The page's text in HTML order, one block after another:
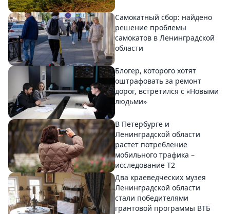
Самокатный сбор: найдено
решение проблемы
самокатов в Ленинградской
области
Блогер, которого хотят
оштрафовать за ремонт
дорог, встретился с «Новыми
людьми»
В Петербурге и
Ленинградской области
растет потребление
мобильного трафика –
исследование T2
Два краеведческих музея
Ленинградской области
стали победителями
грантовой программы ВТБ